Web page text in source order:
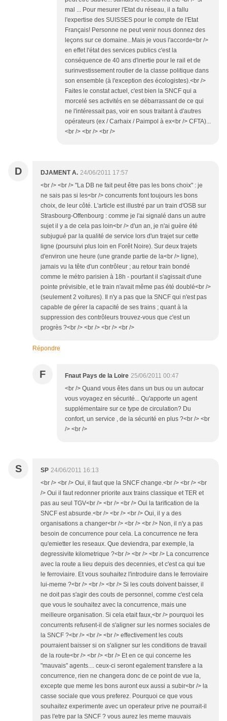
mal ... Pour mesurer l'Etat du réseau, il a fallu
l'expertise des SUISSES pour le compte de l'Etat
Français! Personne ne peut venir nous donnez des
leçons sur ce domaine...Mais je vous l'accorde<br />
en effet l'état des services publics c'est la
conséquence de 40 ans d'inertie pour le rail et de
surinvestissement routier de la classe politique dans
son ensemble (à l'exception des écologistes).<br />
Faites le constat actuel, c'est bien la SNCF qui a
morcelé ses activités en se débarrassant de ce qui
ne l'intéressait pas, voir en sous traitant à d'autres
opérateurs (ex / Carhaix / Paimpol à ex<br /> CFTA)...
<br /> <br /> <br />
D DJAMENT A. 24/06/2011 17:57
<br /> <br /> "La DB ne fait peut être pas les bons choix" : je
ne sais pas si les<br /> concurrents font toujours les bons
choix, de leur côté. L'article est illustré par un train d'OSB sur
Strasbourg-Offenbourg : comme je l'ai signalé dans un autre
sujet il y a de cela pas loin<br /> d'un an, je n'ai guère été
subjugué par la qualité de service lors d'un trajet sur cette
ligne (poursuivi plus loin en Forêt Noire). Sur deux trajets
d'environ une heure (une grande partie de la<br /> ligne),
jamais vu la tête d'un contrôleur ; au retour train bondé
comme le métro parisien à 18h - pourtant il s'agissait d'une
pointe prévisible, et le train n'avait même pas été doublé<br />
(seulement 2 voitures). Il n'y a pas que la SNCF qui n'est pas
capable de gérer la capacité de ses trains ; quant à la
suppression des contrôleurs trouvez-vous que c'est un
progrès ?<br /> <br /> <br /> <br />
Répondre
F Fnaut Pays de la Loire 25/06/2011 00:47
<br /> Quand vous êtes dans un bus ou un autocar
vous voyagez en sécurité... Qu'apporte un agent
supplémentaire sur ce type de circulation? Du
confort, un service , de la sécurité en plus ?<br /> <br
/> <br />
S SP 24/06/2011 16:13
<br /> <br /> Oui, il faut que la SNCF change.<br /> <br /> <br
/> Oui il faut redonner priorite aux trains classique et TER et
pas au seul TGV<br /> <br /> <br /> Oui la tarification de la
SNCF est absurde.<br /> <br /> <br /> Oui, il y a des
organisations a changer<br /> <br /> <br /> Non, il n'y a pas
besoin de concurrence pour cela. La concurrence ne fera
qu'emietter les reseaux. Que deviendra, par exemple, la
degressivite kilometrique ?<br /> <br /> <br /> La concurrence
avec la route a lieu depuis des decennies, et c'est ca qui tue
le ferroviaire. Et vous souhaitez l'introduire dans le ferroviaire
lui-meme ?<br /> <br /> <br /> Si les couts doivent baisser, il
ne doit pas s'agir des couts de personnel, comme c'est cela
que vous le souhaitez avec la concurrence, mais une
meilleure organisation. Si cela etait faux,<br /> pourquoi les
concurrents refusent-il de s'aligner sur les normes sociales de
la SNCF ?<br /> <br /> <br /> effectivement les couts
pourraient baisser si on s'aligner sur les conditions de travail
de la route<br /> <br /> <br /> Et en ce qui concerne les
"mauvais" agents.... ceux-ci seront egalement transfere a la
concurrence, rien ne changera donc de ce point de vue la,
excepte que meme les bons auront eux aussi a subir<br /> la
casse sociale que vous preferez. Pourquoi ce que vous
souhaitez experimente avec un operateur prive ne pourrait-il
pas l'etre par la SNCF ? vous aurez les meme mauvais